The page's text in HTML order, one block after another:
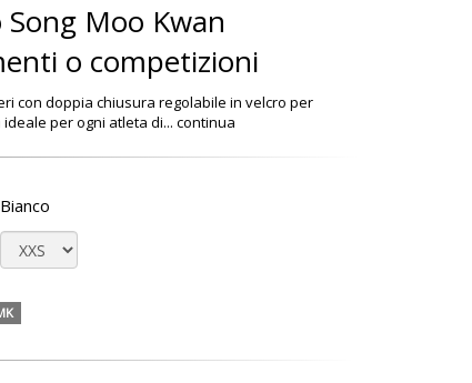
Moo Kwan
o competizioni
con doppia chiusura regolabile in velcro per
per ogni atleta di... continua
Bianco